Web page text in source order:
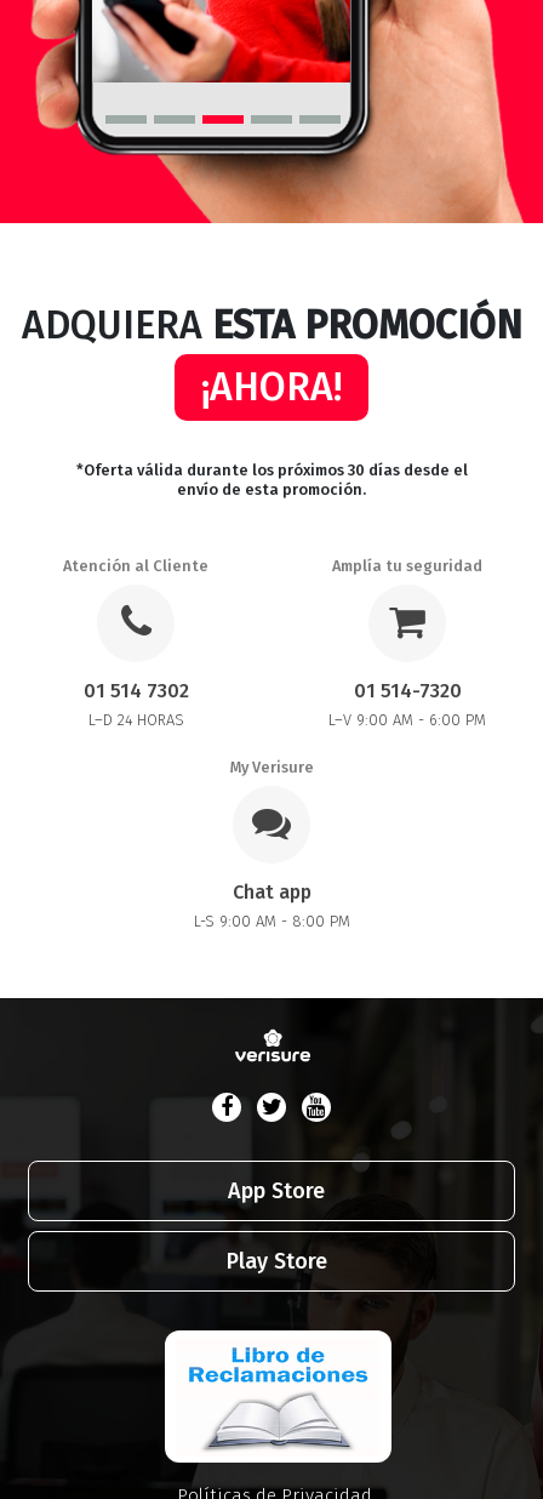
ADQUIERA ESTA PROMOCIÓN
¡AHORA!
*Oferta válida durante los próximos 30 días desde el
envío de esta promoción.
Atención al Cliente
01 514 7302
L–D 24 HORAS
Amplía tu seguridad
01 514-7320
L–V 9:00 AM - 6:00 PM
My Verisure
Chat app
L-S 9:00 AM - 8:00 PM
App Store
Play Store